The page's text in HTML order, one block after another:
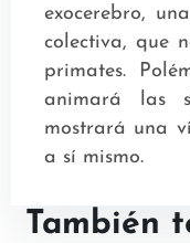
exocerebro,
colectiva, que
primates.
animará las
mostrará una
a sí mismo.
También